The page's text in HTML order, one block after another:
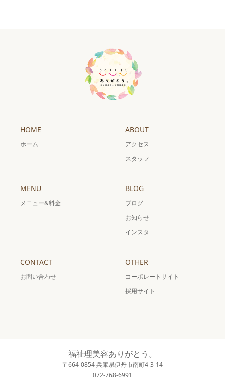
HOME
ホーム
ABOUT
アクセス
スタッフ
MENU
メニュー&料金
BLOG
ブログ
お知らせ
インスタ
CONTACT
お問い合わせ
OTHER
コーポレートサイト
採用サイト
福祉理美容ありがとう。
〒664-0854 兵庫県伊丹市南町4-3-14
072-768-6991